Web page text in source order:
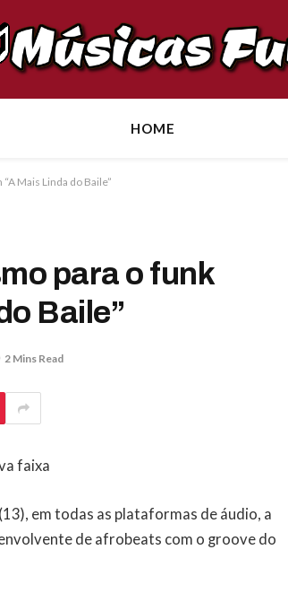
HOME
Mais Linda do Baile”
para o funk
Baile”
2 Mins Read
faixa
em todas as plataformas de áudio, a
de afrobeats com o groove do